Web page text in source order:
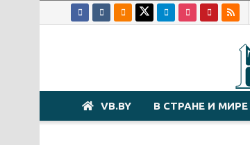
VB.BY В СТРАНЕ И МИРЕ